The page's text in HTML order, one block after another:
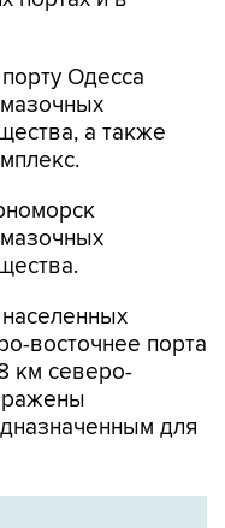
Одесса
а также
восточнее порта
км северо-
для